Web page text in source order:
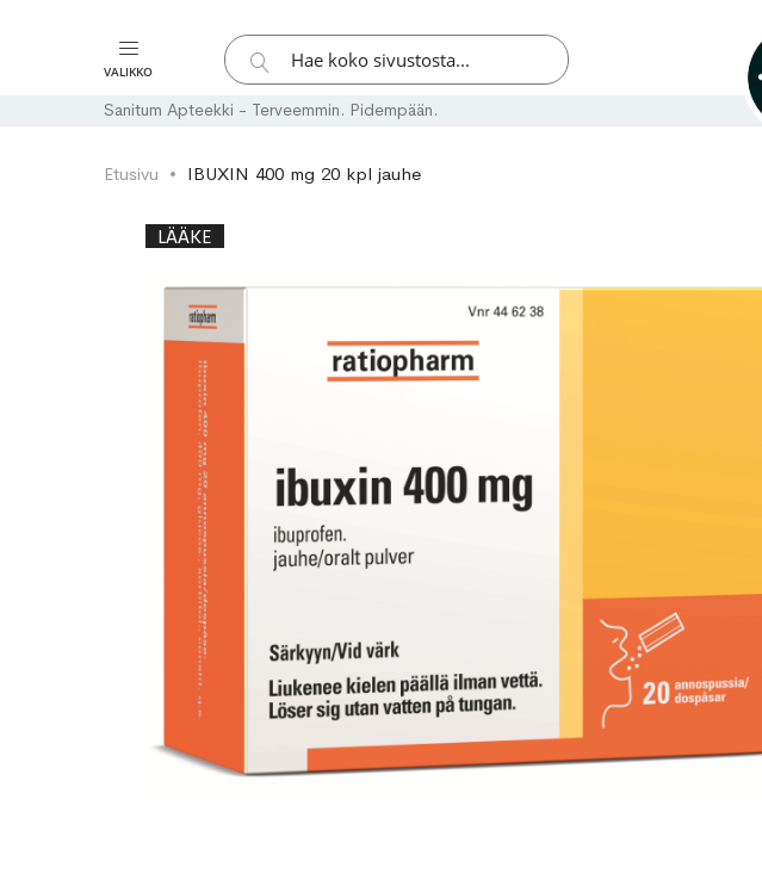
VALIKKO
Hae
Hae
Sanitum Apteekki - Terveemmin. Pidempään.
Etusivu IBUXIN 400 mg 20 kpl jauhe
Skip
the
images
gallery
Skip
the
beginning
images
gallery
LÄÄKE